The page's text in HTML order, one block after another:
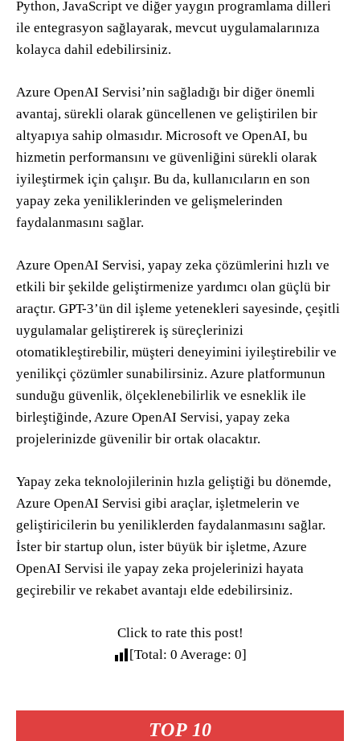
TOP 10
Python, JavaScript ve diğer yaygın programlama dilleri
ile entegrasyon sağlayarak, mevcut uygulamalarınıza
kolayca dahil edebilirsiniz.
Azure OpenAI Servisi’nin sağladığı bir diğer önemli
avantaj, sürekli olarak güncellenen ve geliştirilen bir
altyapıya sahip olmasıdır. Microsoft ve OpenAI, bu
hizmetin performansını ve güvenliğini sürekli olarak
iyileştirmek için çalışır. Bu da, kullanıcıların en son
yapay zeka yeniliklerinden ve gelişmelerinden
faydalanmasını sağlar.
Azure OpenAI Servisi, yapay zeka çözümlerini hızlı ve
etkili bir şekilde geliştirmenize yardımcı olan güçlü bir
araçtır. GPT-3’ün dil işleme yetenekleri sayesinde, çeşitli
uygulamalar geliştirerek iş süreçlerinizi
otomatikleştirebilir, müşteri deneyimini iyileştirebilir ve
yenilikçi çözümler sunabilirsiniz. Azure platformunun
sunduğu güvenlik, ölçeklenebilirlik ve esneklik ile
birleştiğinde, Azure OpenAI Servisi, yapay zeka
projelerinizde güvenilir bir ortak olacaktır.
Yapay zeka teknolojilerinin hızla geliştiği bu dönemde,
Azure OpenAI Servisi gibi araçlar, işletmelerin ve
geliştiricilerin bu yeniliklerden faydalanmasını sağlar.
İster bir startup olun, ister büyük bir işletme, Azure
OpenAI Servisi ile yapay zeka projelerinizi hayata
geçirebilir ve rekabet avantajı elde edebilirsiniz.
Click to rate this post!
[Total: 0 Average: 0]